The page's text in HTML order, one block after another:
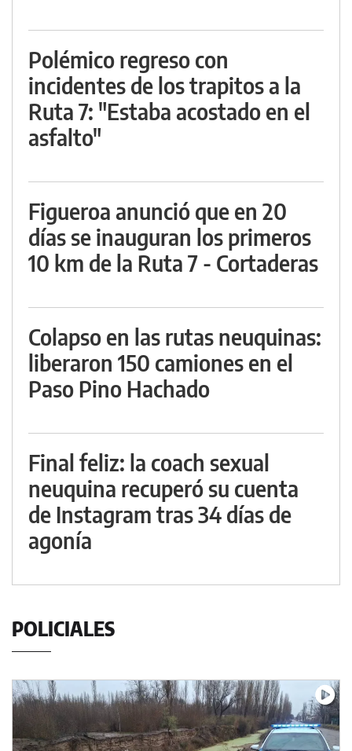
Polémico regreso con
incidentes de los trapitos a la
Ruta 7: "Estaba acostado en el
asfalto"
Figueroa anunció que en 20
días se inauguran los primeros
10 km de la Ruta 7 - Cortaderas
Colapso en las rutas neuquinas:
liberaron 150 camiones en el
Paso Pino Hachado
Final feliz: la coach sexual
neuquina recuperó su cuenta
de Instagram tras 34 días de
agonía
POLICIALES